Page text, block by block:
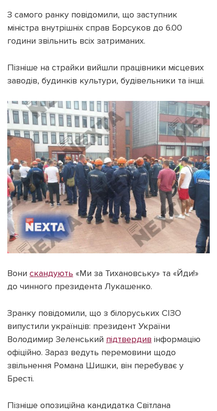
З самого ранку повідомили, що заступник
міністра внутрішніх справ Борсуков до 6.00
години звільнить всіх затриманих.
Пізніше на страйки вийшли працівники місцевих
заводів, будинків культури, будівельники та інші.
Вони скандують «Ми за Тихановську» та «Йди!»
до чинного президента Лукашенко.
Зранку повідомили, що з білоруських СІЗО
випустили українців: президент України
Володимир Зеленський підтвердив інформацію
офіційно. Зараз ведуть перемовини щодо
звільнення Романа Шишки, він перебуває у
Бресті.
Пізніше опозиційна кандидатка Світлана